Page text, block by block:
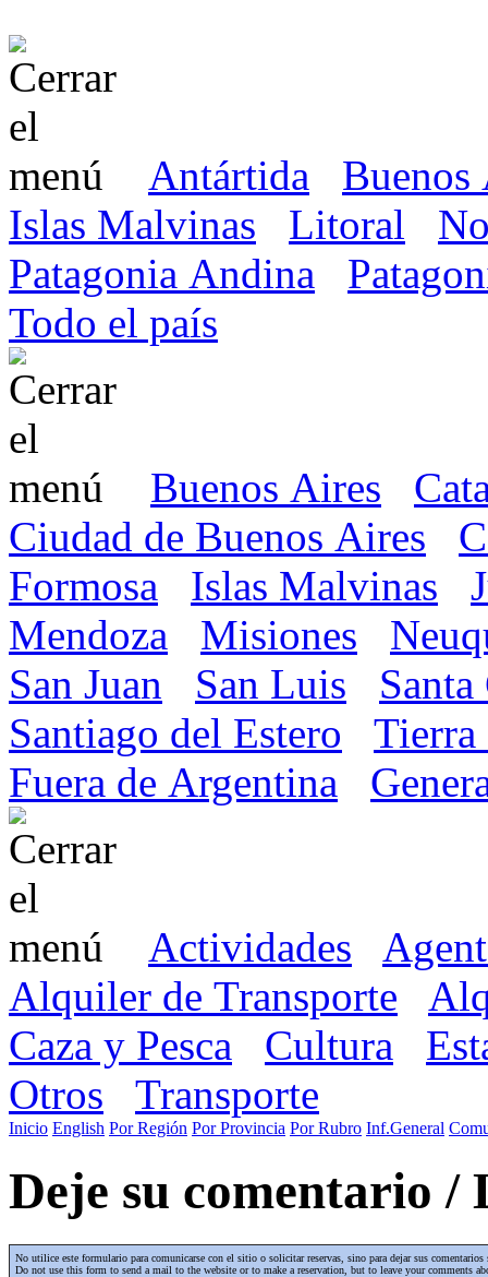
Antártida
Buenos
Islas Malvinas
Litoral
Patagonia Andina
Todo el país
Buenos Aires
Ciudad de Buenos Aires
Formosa
Islas Malvinas
Mendoza
Misiones
San Juan
San Luis
Santiago del Estero
Tierra
Fuera de Argentina
Actividades
Alquiler de Transporte
Caza y Pesca
Cultura
Otros
Transporte
Inicio English Por Región Por Provincia Por Rubro Inf.General
Deje su comentario /
No utilice este formulario para comunicarse con el sitio o solicitar reservas, sino para dejar sus
Do not use this form to send a mail to the website or to make a reservation, but to leave your comments